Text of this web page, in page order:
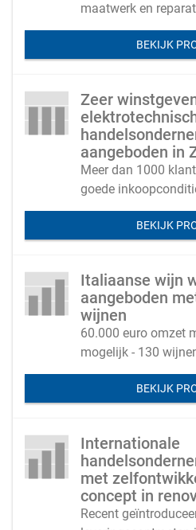
maatwerk en
met grote voor- en
BEKIJK
Zeer
aangeboden in
Meer dan 1000
goede
zorgen voor zeer
het
BEKIJK
Italiaanse wijn
aangeboden
wijnen
60.000 euro omzet
mogelijk - 130
komt via restaurants
BEKIJK
Internationale
met
concept in
Recent